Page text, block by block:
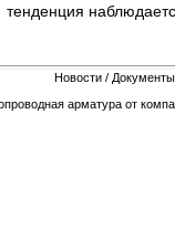
тенденция
Новости / Документы
арматура от